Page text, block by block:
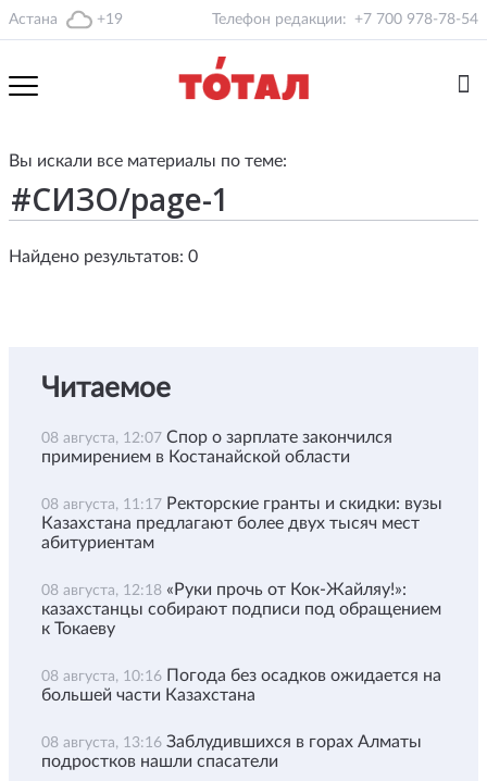
Астана +19 Телефон редакции: +7 700 978-78-54
Вы искали все материалы по теме:
Найдено результатов: 0
Читаемое
08 августа, 12:07 Спор о зарплате закончился
примирением в Костанайской области
08 августа, 11:17 Ректорские гранты и скидки: вузы
Казахстана предлагают более двух тысяч мест
абитуриентам
08 августа, 12:18 «Руки прочь от Кок-Жайляу!»:
казахстанцы собирают подписи под обращением
к Токаеву
08 августа, 10:16 Погода без осадков ожидается на
большей части Казахстана
08 августа, 13:16 Заблудившихся в горах Алматы
подростков нашли спасатели